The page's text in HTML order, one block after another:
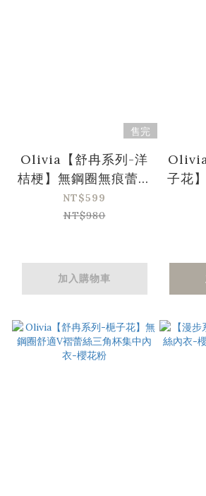
售完
Olivia【舒冉系列-洋
桔梗】無鋼圈無痕蕾絲
輕氧內衣-灰藍色
NT$599
NT$980
加入購物車
子花
蕾絲